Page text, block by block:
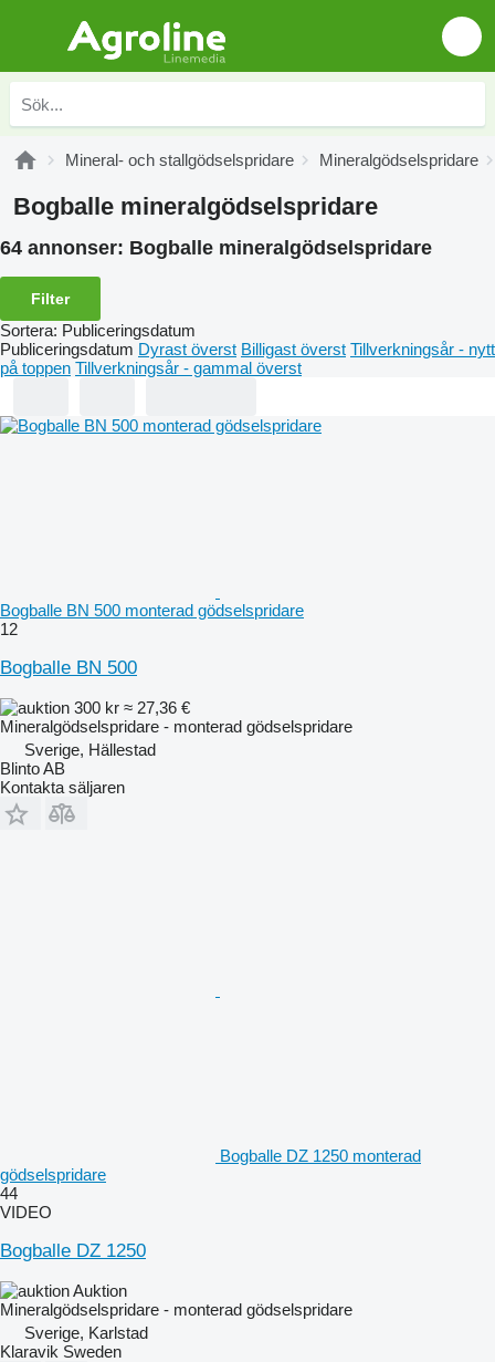
Mineral- och stallgödselspridare Mineralgödselspridare
Bogballe mineralgödselspridare
64 annonser: Bogballe mineralgödselspridare
Filter
Sortera: Publiceringsdatum
Publiceringsdatum Dyrast överst Billigast överst Tillverkningsår - nytt
på toppen Tillverkningsår - gammal överst
Bogballe BN 500 monterad gödselspridare
12
Bogballe BN 500
300 kr ≈ 27,36 €
Mineralgödselspridare - monterad gödselspridare
Sverige, Hällestad
Blinto AB
Kontakta säljaren
Bogballe DZ 1250 monterad
gödselspridare
44
VIDEO
Bogballe DZ 1250
Auktion
Mineralgödselspridare - monterad gödselspridare
Sverige, Karlstad
Klaravik Sweden